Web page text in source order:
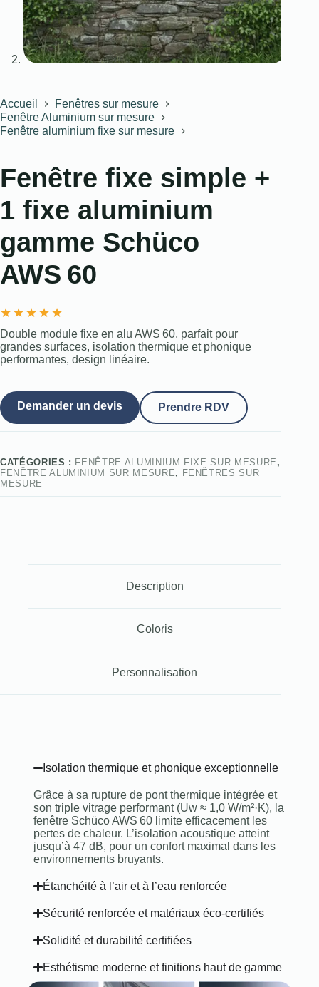
Accueil
Fenêtres sur mesure
Fenêtre Aluminium sur mesure
Fenêtre aluminium fixe sur mesure
Fenêtre fixe simple +
1 fixe aluminium
gamme Schüco
AWS 60
★ ★ ★ ★ ★
Double module fixe en alu AWS 60, parfait pour
grandes surfaces, isolation thermique et phonique
performantes, design linéaire.
Demander un devis Prendre RDV
CATÉGORIES : FENÊTRE ALUMINIUM FIXE SUR MESURE ,
FENÊTRE ALUMINIUM SUR MESURE, FENÊTRES SUR
MESURE
Description
Coloris
Personnalisation
Isolation thermique et phonique exceptionnelle
Grâce à sa rupture de pont thermique intégrée et
son triple vitrage performant (Uw ≈ 1,0 W/m²·K), la
fenêtre Schüco AWS 60 limite efficacement les
pertes de chaleur. L’isolation acoustique atteint
jusqu’à 47 dB, pour un confort maximal dans les
environnements bruyants.
Étanchéité à l’air et à l’eau renforcée
Sécurité renforcée et matériaux éco-certifiés
Solidité et durabilité certifiées
Esthétisme moderne et finitions haut de gamme